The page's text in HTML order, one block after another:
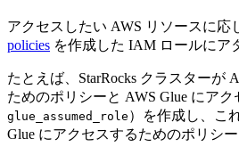
アクセスしたい AWS リソースに
policies を作成した IAM ロールにア
たとえば、StarRocks クラスターが
ためのポリシーと AWS Glue にア
glue_assumed_role ）を作成し、こ
Glue にアクセスするためのポリシ